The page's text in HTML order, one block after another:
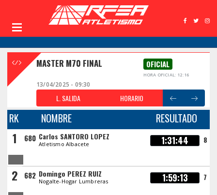
MASTER M70 FINAL OFICIAL
HORA OFICIAL: 12:16
13/04/2025 - 09:30
L. SALIDA HORARIO
RK NOMBRE RESULTADO
1 680 Carlos SANTORO LOPEZ
Atletismo Albacete 1:31:44 8
2 682 Domingo PEREZ RUIZ
Nogalte-Hogar Lumbreras 1:59:13 7